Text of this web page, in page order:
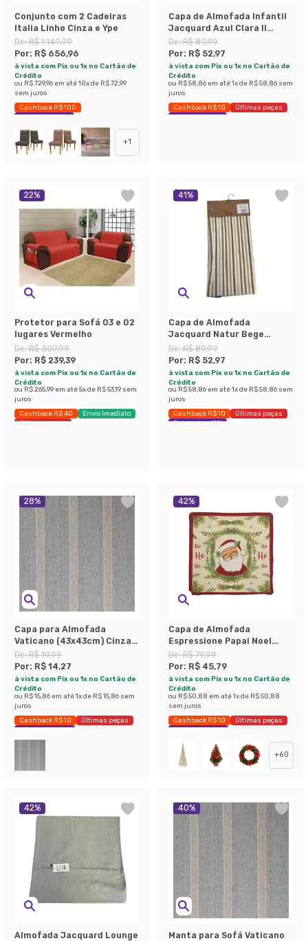
Conjunto com 2 Cadeiras
Italia Linho Cinza e Ype
De:R$ 1.149,99
Por: R$ 656,96
à vista com Pix ou 1x no Cartão de
Crédito
ou R$ 729,96 em até10x de R$ 72,99
sem juros
Cashback R$ 100
Economize 42%
+1
Capa de Almofada Infantil
Jacquard Azul Clara II
45x45 cm
De:R$ 89,99
Por: R$ 52,97
à vista com Pix ou 1x no Cartão de
Crédito
ou R$ 58,86 em até1x de R$ 58,86 sem
juros
Cashback R$ 10
Últimas peças
Economize 41%
22%
Protetor para Sofá 03 e 02
lugares Vermelho
De:R$ 309,99
Por: R$ 239,39
à vista com Pix ou 1x no Cartão de
Crédito
ou R$ 265,99 em até5x de R$ 53,19 sem
juros
Cashback R$ 40
Envio Imediato
Últimas peças
41%
Capa de Almofada
Jacquard Natur Bege
45x45 cm
De:R$ 89,99
Por: R$ 52,97
à vista com Pix ou 1x no Cartão de
Crédito
ou R$ 58,86 em até1x de R$ 58,86 sem
juros
Cashback R$ 10
Últimas peças
Economize 41%
28%
Capa para Almofada
Vaticano (43x43cm) Cinza e
Cru
De:R$ 19,99
Por: R$ 14,27
à vista com Pix ou 1x no Cartão de
Crédito
ou R$ 15,86 em até1x de R$ 15,86 sem
juros
Cashback R$ 10
Últimas peças
Economize 28%
42%
Capa de Almofada
Espressione Papai Noel
Verde e Vermelha 44x44 cm
De:R$ 79,99
Por: R$ 45,79
à vista com Pix ou 1x no Cartão de
Crédito
ou R$ 50,88 em até1x de R$ 50,88
sem juros
Cashback R$ 10
Últimas peças
Economize 42%
+60
42%
Almofada Jacquard Lounge
40%
Manta para Sofá Vaticano